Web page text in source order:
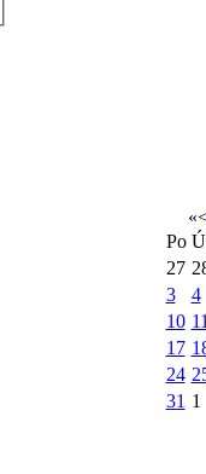
«
Po
27
3
4
10 11
17
24
31 1